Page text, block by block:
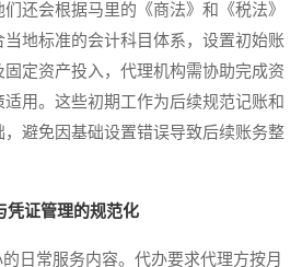
还会根据马里的《商法》和《税法》
地标准的会计科目体系，设置初始账
定资产投入，代理机构需协助完成资
用。这些初期工作为后续规范记账和
避免因基础设置错误导致后续账务整
凭证管理的规范化
常服务内容。代办要求代理方按月